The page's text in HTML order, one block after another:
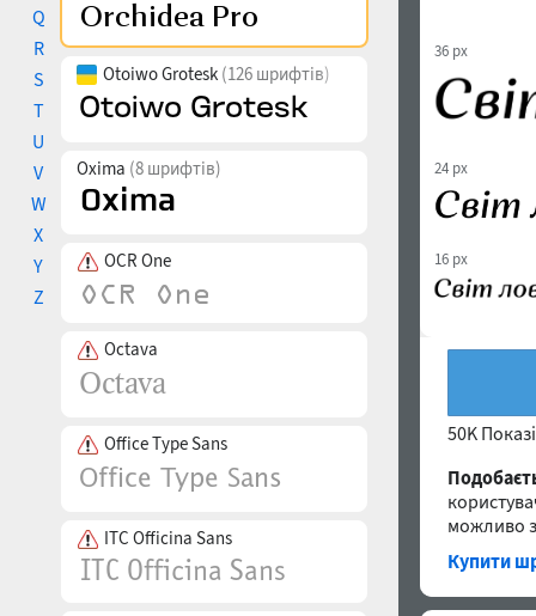
Q
R
S
T
U
V
W
X
Y
Z
Otoiwo Grotesk (126 шрифтів)
Oxima (8 шрифтів)
OCR One
Octava
Office Type Sans
ITC Officina Sans
36 px
24 px
16 px
50K
можливо
Купити